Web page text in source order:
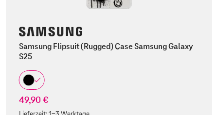
Samsung Flipsuit (Rugged) Case Samsung Galaxy
S25
49,90 €